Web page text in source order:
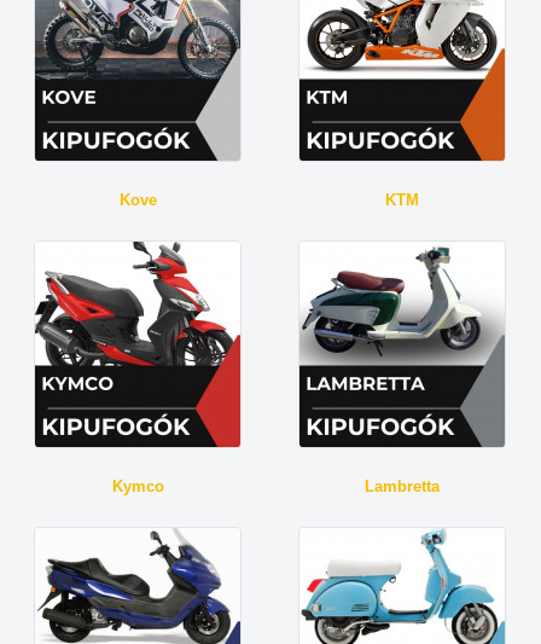
Kove KTM
Kymco Lambretta